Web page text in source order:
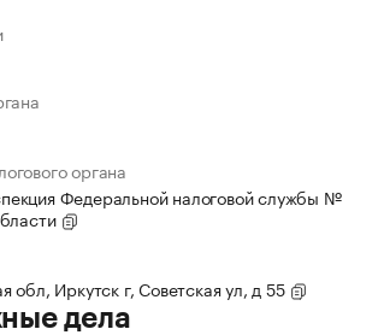
органа
Федеральной налоговой службы №
обл, Иркутск г, Советская ул, д 55
дела